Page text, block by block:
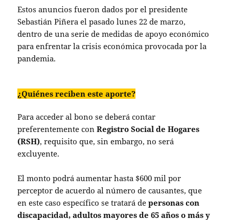
Estos anuncios fueron dados por el presidente
Sebastián Piñera el pasado lunes 22 de marzo,
dentro de una serie de medidas de apoyo económico
para enfrentar la crisis económica provocada por la
pandemia.
¿Quiénes reciben este aporte?
Para acceder al bono se deberá contar
preferentemente conRegistro Social de Hogares
(RSH), requisito que, sin embargo, no será
excluyente.
El monto podrá aumentar hasta $600 mil por
perceptor de acuerdo al número de causantes, que
en este caso específico se tratará de personas con
discapacidad, adultos mayores de 65 años o más y